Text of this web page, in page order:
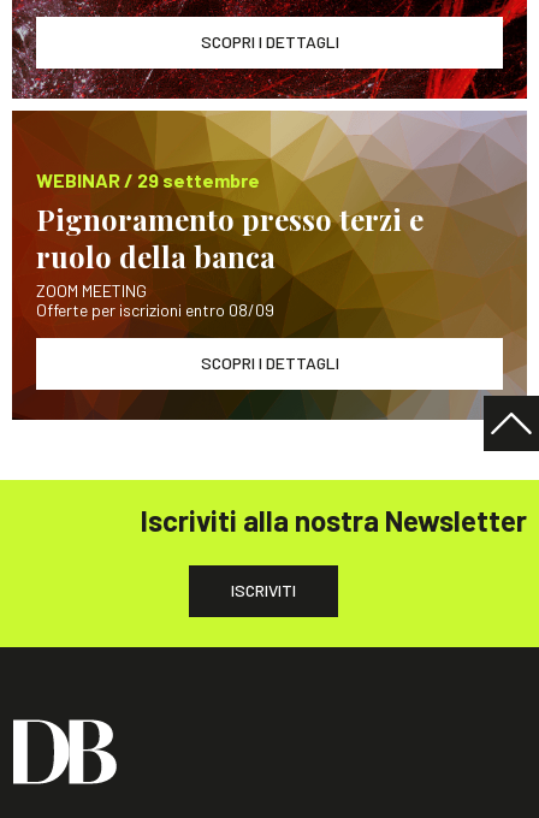
SCOPRI I DETTAGLI
WEBINAR / 29 settembre
Pignoramento presso terzi e
ruolo della banca
ZOOM MEETING
Offerte per iscrizioni entro 08/09
SCOPRI I DETTAGLI
Iscriviti alla nostra Newsletter
ISCRIVITI